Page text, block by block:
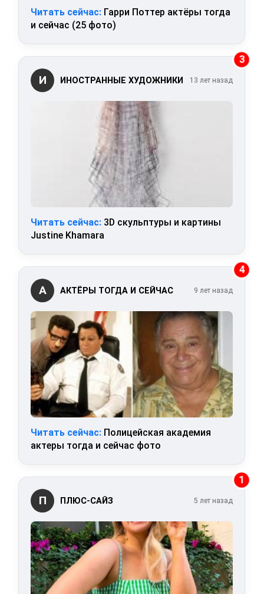
Читать сейчас: Гарри Поттер актёры тогда
и сейчас (25 фото)
3
И ИНОСТРАННЫЕ ХУДОЖНИКИ 13 лет назад
Читать сейчас: 3D скульптуры и картины
Justine Khamara
4
А АКТЁРЫ ТОГДА И СЕЙЧАС 9 лет назад
Читать сейчас: Полицейская академия
актеры тогда и сейчас фото
1
П ПЛЮС-САЙЗ 5 лет назад